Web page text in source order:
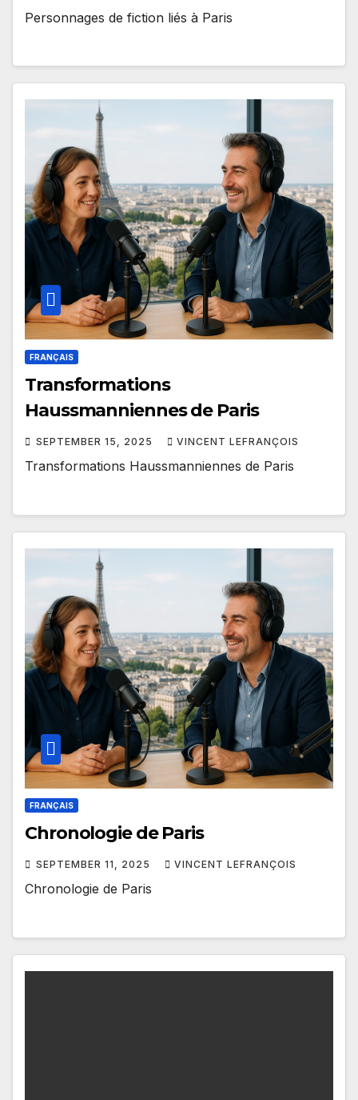
Personnages de fiction liés à Paris
FRANÇAIS
Transformations
Haussmanniennes de Paris
SEPTEMBER 15, 2025 VINCENT LEFRANÇOIS
Transformations Haussmanniennes de Paris
FRANÇAIS
Chronologie de Paris
SEPTEMBER 11, 2025 VINCENT LEFRANÇOIS
Chronologie de Paris